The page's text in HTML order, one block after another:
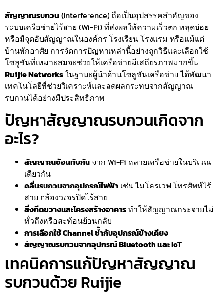
สัญญาณรบกวน(Interference) ถือเป็นอุปสรรคสำคัญของ
ระบบเครือข่ายไร้สาย (Wi-Fi) ที่ส่งผลให้ความเร็วตก หลุดบ่อย
หรือมีจุดอับสัญญาณในองค์กร โรงเรียน โรงแรม หรือแม้แต่
บ้านพักอาศัย การจัดการปัญหาเหล่านี้อย่างถูกวิธีและเลือกใช้
โซลูชันที่เหมาะสมจะช่วยให้เครือข่ายมีเสถียรภาพมากขึ้น
Ruijie Networksในฐานะผู้นำด้านโซลูชันเครือข่าย ได้พัฒนา
เทคโนโลยีที่ช่วยวิเคราะห์และลดผลกระทบจากสัญญาณ
รบกวนได้อย่างมีประสิทธิภาพ
ปัญหาสัญญาณรบกวนเกิดจาก
อะไร?
สัญญาณซ้อนทับกัน จาก Wi-Fi หลายเครือข่ายในบริเวณ
เดียวกัน
คลื่นรบกวนจากอุปกรณ์ไฟฟ้า เช่น ไมโครเวฟ โทรศัพท์ไร้
สาย กล้องวงจรปิดไร้สาย
สิ่งกีดขวางและโครงสร้างอาคารทำให้สัญญาณกระจายไม่
ทั่วถึงหรือสะท้อนย้อนกลับ
การเลือกใช้ Channel ซ้ำกับอุปกรณ์ข้างเคียง
สัญญาณรบกวนจากอุปกรณ์ Bluetooth และ IoT
เทคนิคการแก้ปัญหาสัญญาณ
รบกวนด้วย Ruijie